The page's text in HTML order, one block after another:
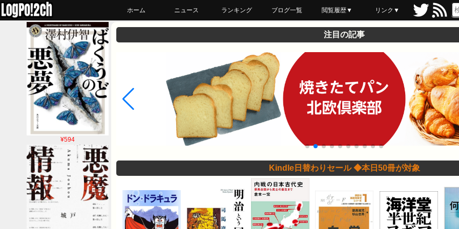
ホーム ニュース ランキング ブログ一覧 閲覧履歴▼
最近読んだ
あとで読む
ブックマーク
リンク▼
¥594
注目の記事
Kindle日替わりセール ◆本日50冊が対象